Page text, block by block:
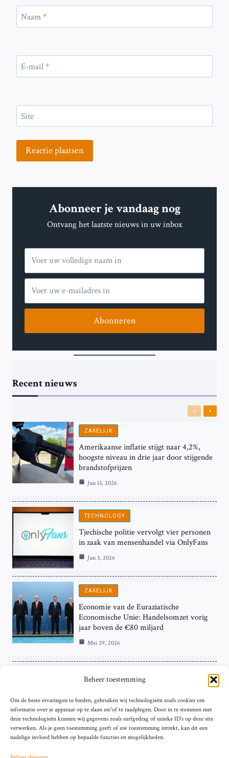
Beheer toestemming
Om de beste ervaringen te bieden, gebruiken wij technologieën zoals cookies om
informatie over je apparaat op te slaan en/of te raadplegen. Door in te stemmen met
deze technologieën kunnen wij gegevens zoals surfgedrag of unieke ID's op deze site
verwerken. Als je geen toestemming geeft of uw toestemming intrekt, kan dit een
nadelige invloed hebben op bepaalde functies en mogelijkheden.
Naam*
E-mail*
Site
Abonneer je vandaag nog
Ontvang het laatste nieuws in uw inbox
Abonneren
Recent nieuws
Previous
Next
ZAKELIJK
Amerikaanse inflatie stijgt naar 4,2%,
hoogste niveau in drie jaar door stijgende
brandstofprijzen
Jun 13, 2026
TECHNOLOGY
Tjechische politie vervolgt vier personen
in zaak van mensenhandel via OnlyFans
Jun 3, 2026
ZAKELIJK
Economie van de Euraziatische
Economische Unie: Handelsomzet vorig
jaar boven de €80 miljard
Mei 29, 2026
ZAKELIJK
Hardnekkige Inflatie bij de ‘Grote Vier’
van de Eurozone
Mei 29, 2026